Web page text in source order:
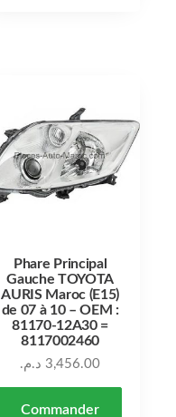
Phare Principal
Gauche TOYOTA
AURIS Maroc (E15)
de 07 à 10 – OEM :
81170-12A30 =
8117002460
3,456.00 د.م.
Commander